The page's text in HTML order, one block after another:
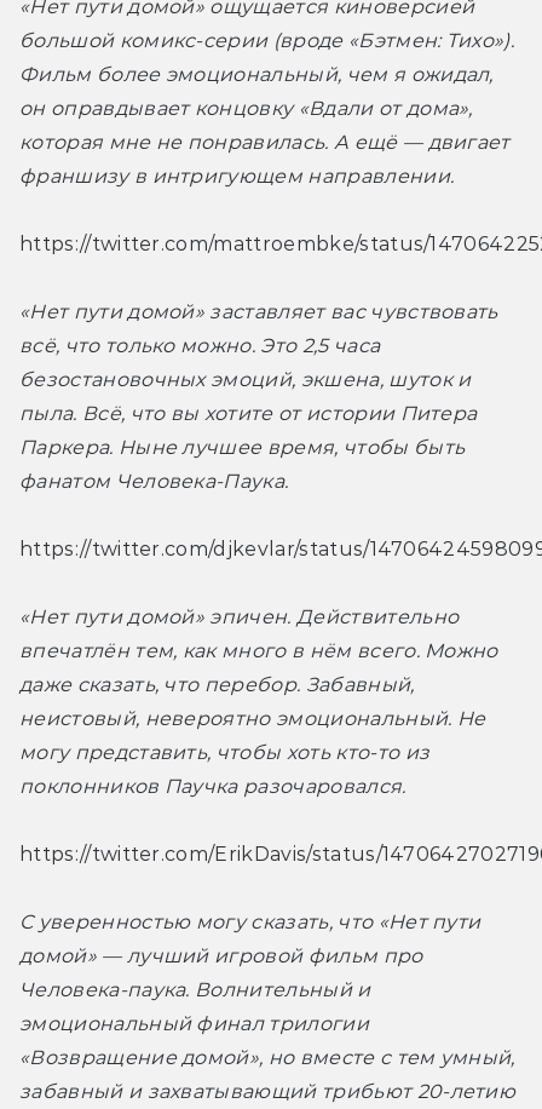
«Нет пути домой» ощущается киноверсией
большой комикс-серии (вроде «Бэтмен: Тихо»).
Фильм более эмоциональный, чем я ожидал,
он оправдывает концовку «Вдали от дома»,
которая мне не понравилась. А ещё — двигает
франшизу в интригующем направлении.
https://twitter.com/mattroembke/status/
«Нет пути домой» заставляет вас чувствовать
всё, что только можно. Это 2,5 часа
безостановочных эмоций, экшена, шуток и
пыла. Всё, что вы хотите от истории Питера
Паркера. Ныне лучшее время, чтобы быть
фанатом Человека-Паука.
https://twitter.com/djkevlar/status/
«Нет пути домой» эпичен. Действительно
впечатлён тем, как много в нём всего. Можно
даже сказать, что перебор. Забавный,
неистовый, невероятно эмоциональный. Не
могу представить, чтобы хоть кто-то из
поклонников Паучка разочаровался.
https://twitter.com/ErikDavis/status/
С уверенностью могу сказать, что «Нет пути
домой» — лучший игровой фильм про
Человека-паука. Волнительный и
эмоциональный финал трилогии
«Возвращение домой», но вместе с тем умный,
забавный и захватывающий трибьют 20-летию